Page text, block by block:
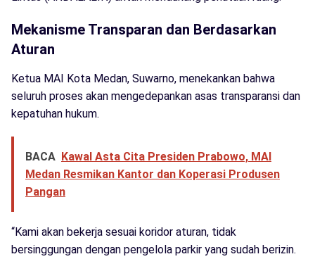
Mekanisme Transparan dan Berdasarkan
Aturan
Ketua MAI Kota Medan, Suwarno, menekankan bahwa
seluruh proses akan mengedepankan asas transparansi dan
kepatuhan hukum.
BACA Kawal Asta Cita Presiden Prabowo, MAI
Medan Resmikan Kantor dan Koperasi Produsen
Pangan
“Kami akan bekerja sesuai koridor aturan, tidak
bersinggungan dengan pengelola parkir yang sudah berizin.